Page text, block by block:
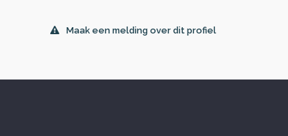
Maak een melding over dit profiel